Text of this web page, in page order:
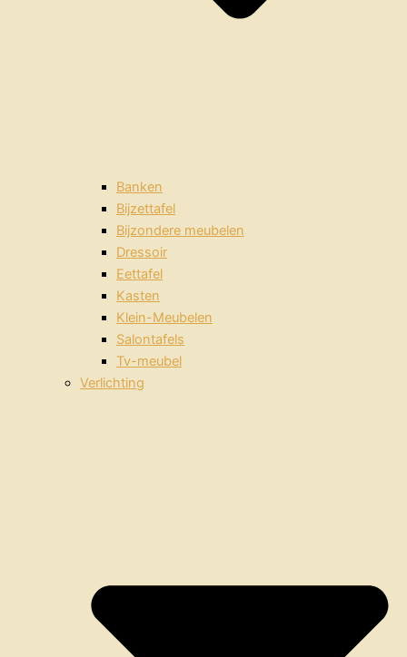
Banken
Bijzettafel
Bijzondere meubelen
Dressoir
Eettafel
Kasten
Klein-Meubelen
Salontafels
Tv-meubel
Verlichting